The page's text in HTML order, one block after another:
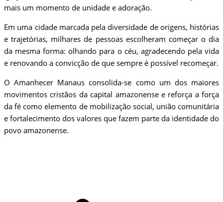
mais um momento de unidade e adoração.
Em uma cidade marcada pela diversidade de origens, histórias
e trajetórias, milhares de pessoas escolheram começar o dia
da mesma forma: olhando para o céu, agradecendo pela vida
e renovando a convicção de que sempre é possível recomeçar.
O Amanhecer Manaus consolida-se como um dos maiores
movimentos cristãos da capital amazonense e reforça a força
da fé como elemento de mobilização social, união comunitária
e fortalecimento dos valores que fazem parte da identidade do
povo amazonense.